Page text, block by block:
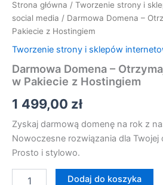
Strona główna / Tworzenie strony i
social media / Darmowa Domena –
Pakiecie z Hostingiem
Tworzenie strony i sklepów
Darmowa Domena –
w Pakiecie z Hostingiem
1 499,00 zł
Zyskaj darmową domenę na rok z
Nowoczesne rozwiązania dla Twojej
Prosto i stylowo.
Dodaj do koszyka